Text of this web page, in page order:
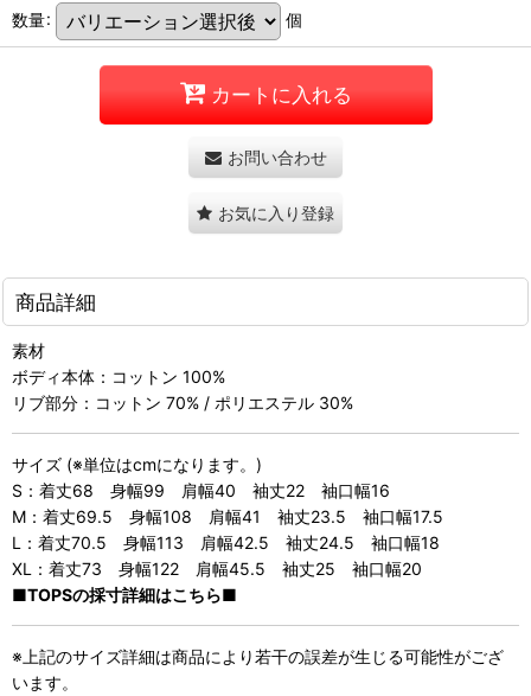
数量: 個
カートに入れる
お問い合わせ
お気に入り登録
商品詳細
素材
ボディ本体：コットン 100%
リブ部分：コットン 70% / ポリエステル 30%
サイズ (※単位はcmになります。)
S：着丈68 身幅99 肩幅40 袖丈22 袖口幅16
M：着丈69.5 身幅108 肩幅41 袖丈23.5 袖口幅17.5
L：着丈70.5 身幅113 肩幅42.5 袖丈24.5 袖口幅18
XL：着丈73 身幅122 肩幅45.5 袖丈25 袖口幅20
■TOPSの採寸詳細はこちら■
※上記のサイズ詳細は商品により若干の誤差が生じる可能性がござ
います。